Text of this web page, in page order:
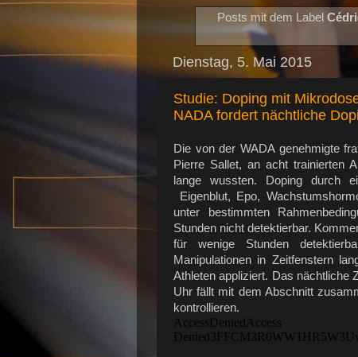
Posts mit dem Label
Dienstag, 5. Mai 2015
Studie: Doping mit
NADA fordert nächtliche
Die von der WADA genehmigte
Pierre Sallet, an acht trainierten
lange wussten. Doping durch
Eigenblut, Epo,
unter bestimmten
Stunden nicht detektierbar.
für wenige Stunden
Manipulationen in Zeitfenstern
Athleten appliziert. Das nächtliche
Uhr fällt mit dem Abschnitt
kontrollieren.